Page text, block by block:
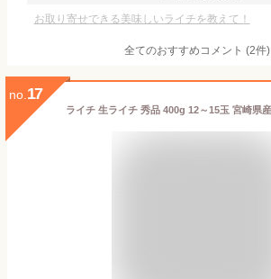
お取り寄せできる美味しいライチを教えて！
全てのおすすめコメント (2件)
no. 17